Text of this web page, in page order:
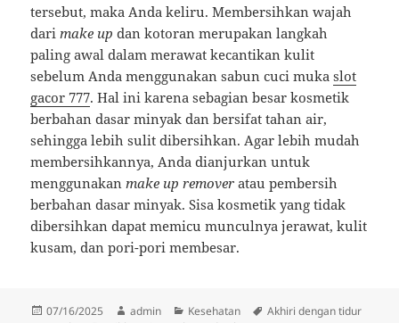
tersebut, maka Anda keliru. Membersihkan wajah
dari make up dan kotoran merupakan langkah
paling awal dalam merawat kecantikan kulit
sebelum Anda menggunakan sabun cuci mukaslot
gacor 777. Hal ini karena sebagian besar kosmetik
berbahan dasar minyak dan bersifat tahan air,
sehingga lebih sulit dibersihkan. Agar lebih mudah
membersihkannya, Anda dianjurkan untuk
menggunakan make up remover atau pembersih
berbahan dasar minyak. Sisa kosmetik yang tidak
dibersihkan dapat memicu munculnya jerawat, kulit
kusam, dan pori-pori membesar.
Diposkan
07/16/2025 Penulis
admin Kategori
Kesehatan Tag
Akhiri dengan tidur